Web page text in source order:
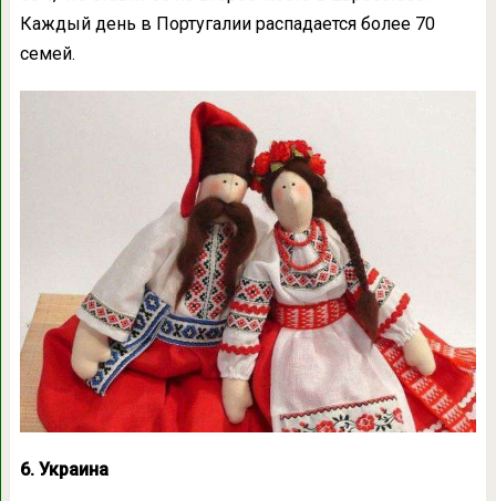
Каждый день в Португалии распадается более 70
семей.
6. Украина